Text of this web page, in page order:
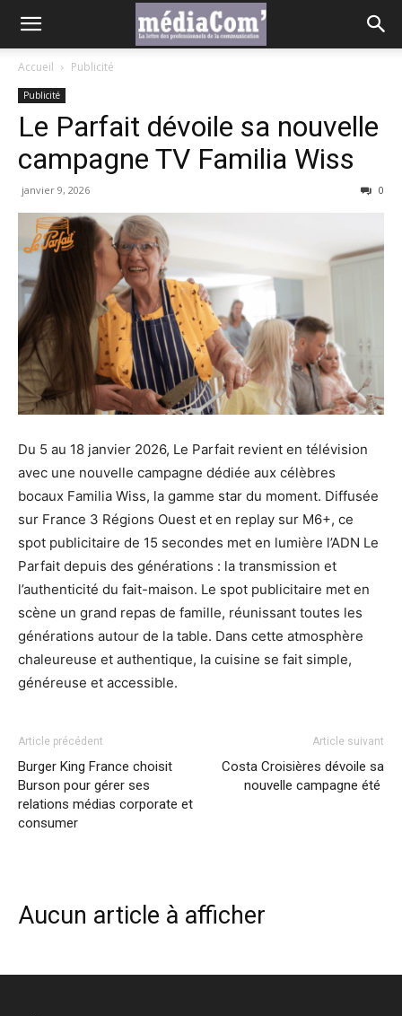
Accueil Publicité
Publicité
Le Parfait dévoile sa nouvelle
campagne TV Familia Wiss
janvier 9, 2026 0
Du 5 au 18 janvier 2026, Le Parfait revient en télévision
avec une nouvelle campagne dédiée aux célèbres
bocaux Familia Wiss, la gamme star du moment. Diffusée
sur France 3 Régions Ouest et en replay sur M6+, ce
spot publicitaire de 15 secondes met en lumière l’ADN Le
Parfait depuis des générations : la transmission et
l’authenticité du fait-maison. Le spot publicitaire met en
scène un grand repas de famille, réunissant toutes les
générations autour de la table. Dans cette atmosphère
chaleureuse et authentique, la cuisine se fait simple,
généreuse et accessible.
Article précédent
Burger King France choisit
Burson pour gérer ses
relations médias corporate et
consumer
Article suivant
Costa Croisières dévoile sa
nouvelle campagne été
Aucun article à afficher